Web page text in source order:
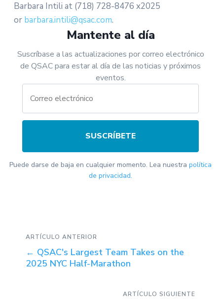
Barbara Intili at (718) 728-8476 x2025
or barbara.intili@qsac.com.
Mantente al día
Suscríbase a las actualizaciones por correo electrónico
de QSAC para estar al día de las noticias y próximos
eventos.
SUSCRÍBETE
Puede darse de baja en cualquier momento. Lea nuestra política
de privacidad.
ARTÍCULO ANTERIOR
← QSAC's Largest Team Takes on the
2025 NYC Half-Marathon
ARTÍCULO SIGUIENTE